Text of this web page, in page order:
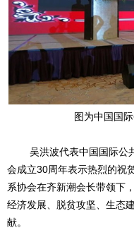
图为中国国
吴洪波代表中国国际公
会成立30周年表示热烈的祝
系协会在齐新潮会长带领下
经济发展、脱贫攻坚、生态
献。